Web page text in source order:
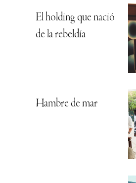
El holding que nació
de la rebeldía
Hambre de mar